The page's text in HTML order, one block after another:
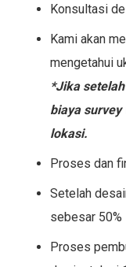
Konsultasi
Kami akan
mengetahui
*Jika
biaya
lokasi.
Proses dan
Setelah
sebesar 50%
Proses